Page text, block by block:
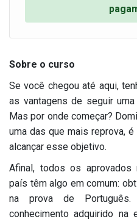
Sobre o curso
Se você chegou até aqui,
as vantagens de seguir
Mas por onde começar?
uma das que mais reprova,
alcançar esse objetivo.
Afinal, todos os
país têm algo em comum:
na prova de
conhecimento adquirido